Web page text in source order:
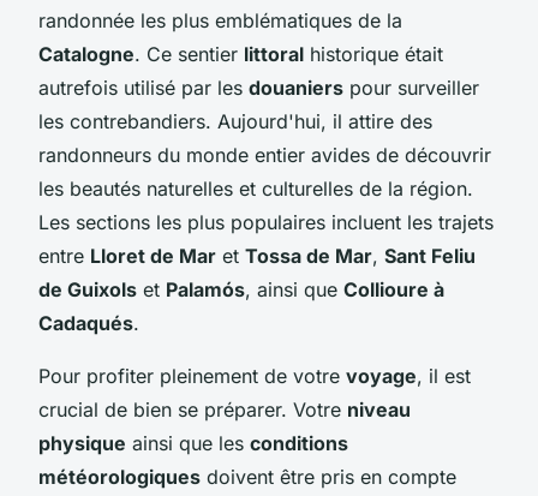
randonnée les plus emblématiques de la
Catalogne. Ce sentier littoral historique était
autrefois utilisé par les douaniers pour surveiller
les contrebandiers. Aujourd'hui, il attire des
randonneurs du monde entier avides de découvrir
les beautés naturelles et culturelles de la région.
Les sections les plus populaires incluent les trajets
entre Lloret de Mar et Tossa de Mar, Sant Feliu
de Guixols et Palamós, ainsi que Collioure à
Cadaqués.
Pour profiter pleinement de votre voyage, il est
crucial de bien se préparer. Votre niveau
physique ainsi que les conditions
météorologiques doivent être pris en compte